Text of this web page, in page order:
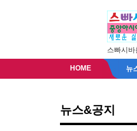
스빠시
HOME 뉴
뉴스&공지